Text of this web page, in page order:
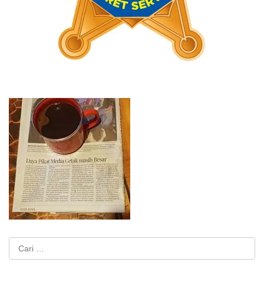
Cari
untuk: